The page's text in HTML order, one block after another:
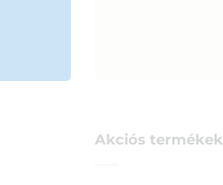
Akciós termékek